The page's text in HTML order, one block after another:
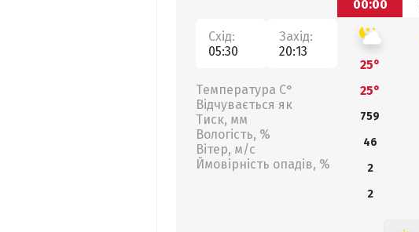
Схід:
05:30
Захід:
20:13
Температура С°
Відчувається як
Тиск, мм
Вологість, %
Вітер, м/с
Ймовірність опадів, %
00:00
25°
25°
759
46
2
2